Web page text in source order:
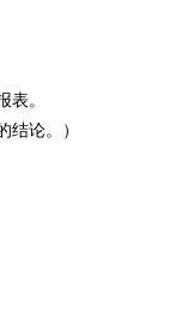
。
论。）